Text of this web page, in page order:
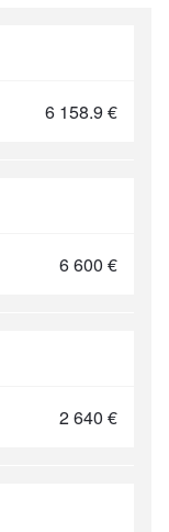
6 158.9 €
6 600 €
2 640 €